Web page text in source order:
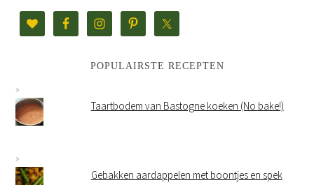
POPULAIRSTE RECEPTEN
Taartbodem van Bastogne koeken (No bake!)
Gebakken aardappelen met boontjes en spek